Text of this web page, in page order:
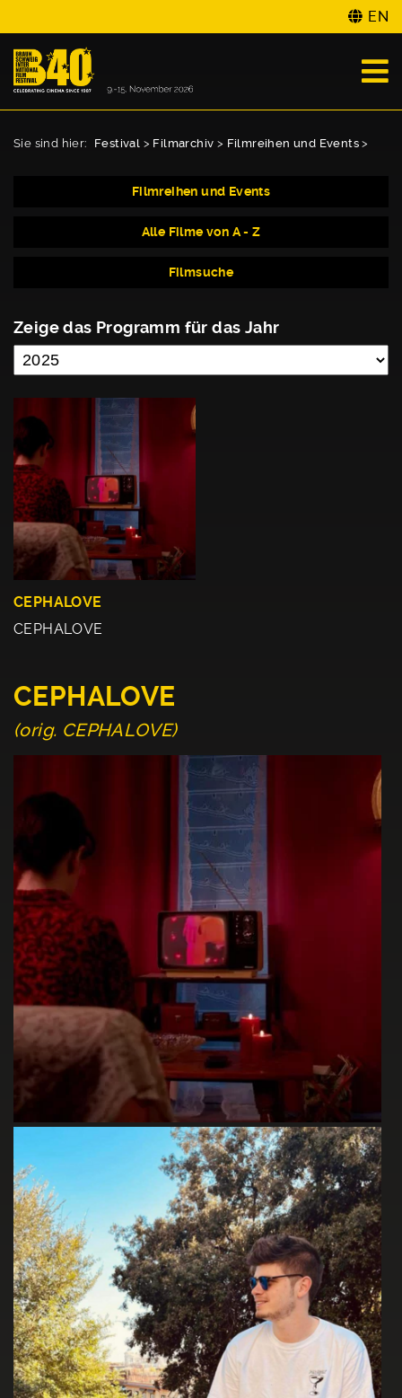
EN
Sie sind hier: Festival > Filmarchiv > Filmreihen und Events >
Filmreihen und Events
Alle Filme von A - Z
Filmsuche
Zeige das Programm für das Jahr
CEPHALOVE
CEPHALOVE
CEPHALOVE
(orig. CEPHALOVE)